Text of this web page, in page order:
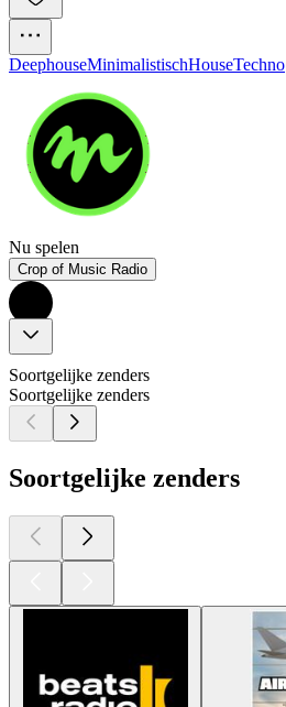
DeephouseMinimalistischHouseTechno
Nu spelen
Crop of Music Radio
Soortgelijke zenders
Soortgelijke zenders
Soortgelijke zenders